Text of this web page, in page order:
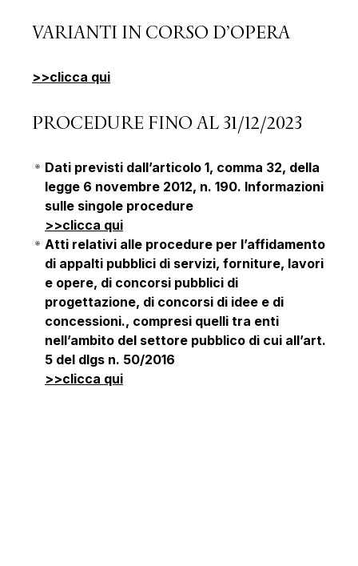
VARIANTI IN CORSO D’OPERA
>>clicca qui
PROCEDURE FINO AL 31/12/2023
Dati previsti dall’articolo 1, comma 32, della
legge 6 novembre 2012, n. 190. Informazioni
sulle singole procedure
>>clicca qui
Atti relativi alle procedure per l’affidamento
di appalti pubblici di servizi, forniture, lavori
e opere, di concorsi pubblici di
progettazione, di concorsi di idee e di
concessioni., compresi quelli tra enti
nell’ambito del settore pubblico di cui all’art.
5 del dlgs n. 50/2016
>>clicca qui